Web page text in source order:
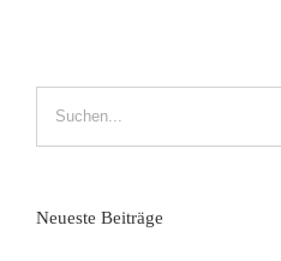
Neueste Beiträge